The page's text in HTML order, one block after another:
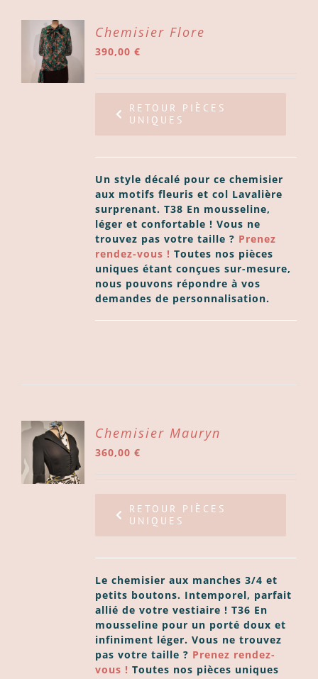
Chemisier Flore
390,00€
RETOUR PIÈCES
UNIQUES
Un style décalé pour ce chemisier
aux motifs fleuris et col Lavalière
surprenant.T38 En mousseline,
léger et confortable ! Vous ne
trouvez pas votre taille ? Prenez
rendez-vous ! Toutes nos pièces
uniques étant conçues sur-mesure,
nous pouvons répondre à vos
demandes de personnalisation.
Chemisier Mauryn
360,00€
RETOUR PIÈCES
UNIQUES
Le chemisier aux manches 3/4 et
petits boutons. Intemporel, parfait
allié de votre vestiaire !T36 En
mousseline pour un porté doux et
infiniment léger. Vous ne trouvez
pas votre taille ? Prenez rendez-
vous ! Toutes nos pièces uniques